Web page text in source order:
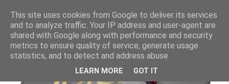
This site uses cookies from Google to deliver its services
and to analyze traffic. Your IP address and user-agent are
shared with Google along with performance and security
metrics to ensure quality of service, generate usage
statistics, and to detect and address abuse.
LEARN MORE GOT IT